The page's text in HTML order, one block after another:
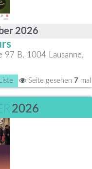
2026
97 B, 1004 Lausanne,
Seite gesehen 7 mal
2026